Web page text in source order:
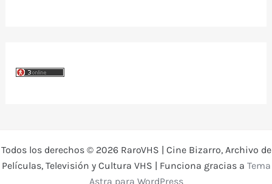
Todos los derechos © 2026 RaroVHS | Cine Bizarro, Archivo de
Películas, Televisión y Cultura VHS | Funciona gracias a Tema
Astra para WordPress